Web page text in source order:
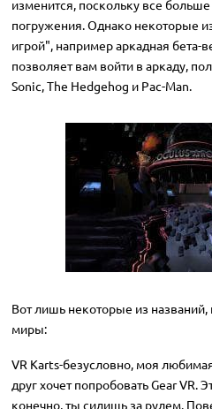
изменится, поскольку все
погружения. Однако некоторые
игрой", например аркадная бета-
позволяет вам войти в аркаду,
Sonic, The Hedgehog и Pac-Man.
Вот лишь некоторые из
миры:
VR Karts-безусловно, моя
друг хочет попробовать Gear VR.
конечно, ты сидишь за рулем.